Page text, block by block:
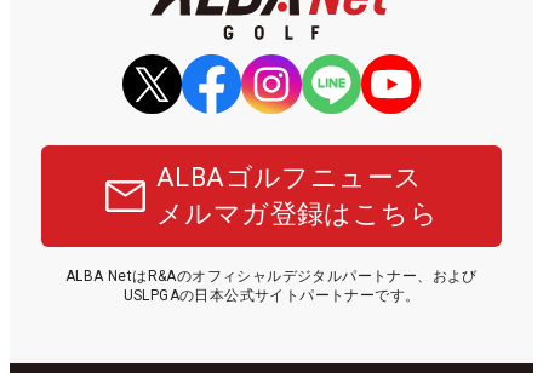
ALBAゴルフニュース
メルマガ登録はこちら
ALBA NetはR&Aのオフィシャルデジタルパートナー、および
USLPGAの日本公式サイトパートナーです。